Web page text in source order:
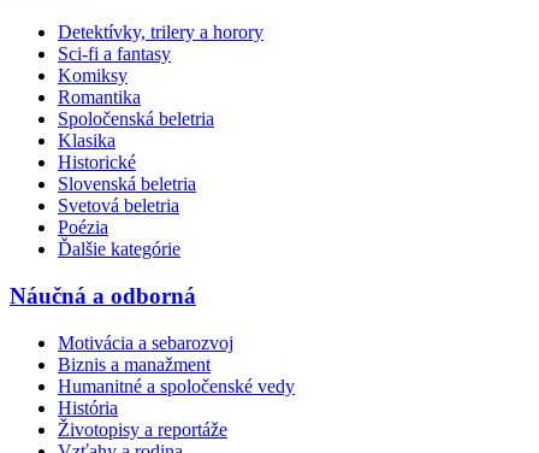
Detektívky, trilery a horory
Sci-fi a fantasy
Komiksy
Romantika
Spoločenská beletria
Klasika
Historické
Slovenská beletria
Svetová beletria
Poézia
Ďalšie kategórie
Náučná a odborná
Motivácia a sebarozvoj
Biznis a manažment
Humanitné a spoločenské vedy
História
Životopisy a reportáže